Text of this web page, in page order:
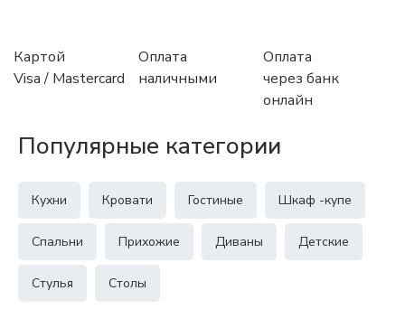
Картой
Visa / Mastercard
Оплата
наличными
Оплата
через банк
онлайн
Популярные категории
Кухни Кровати Гостиные Шкаф -купе
Спальни Прихожие Диваны Детские
Стулья Столы